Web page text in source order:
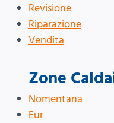
Revisione
Riparazione
Vendita
Zone
Nomentana
Eur